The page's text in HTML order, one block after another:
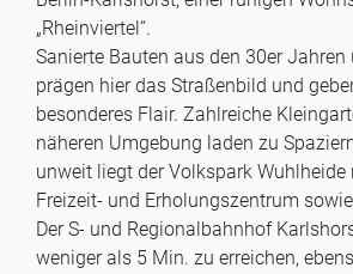
„Rheinviertel“.
Sanierte Bauten aus den 30er
prägen hier das Straßenbild und
besonderes Flair. Zahlreiche
näheren Umgebung laden zu
unweit liegt der Volkspark Wuhlheide
Freizeit- und Erholungszentrum
Der S- und Regionalbahnhof
weniger als 5 Min. zu erreichen,